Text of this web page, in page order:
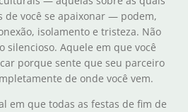
de você se apaixonar — podem,
isolamento e tristeza. Não
silencioso. Aquele em que você
porque sente que seu parceiro
de onde você vem.
em que todas as festas de fim de